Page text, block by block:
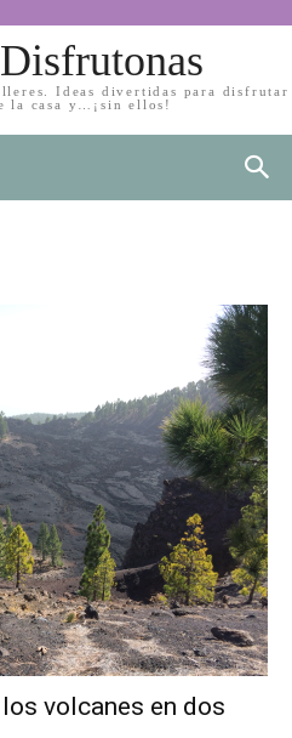
Ideas divertidas para disfrutar
la casa y…¡sin ellos!
volcanes en dos